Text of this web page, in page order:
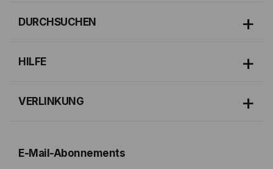
E-Mail-Abonnements
DURCHSUCHEN
HILFE
VERLINKUNG